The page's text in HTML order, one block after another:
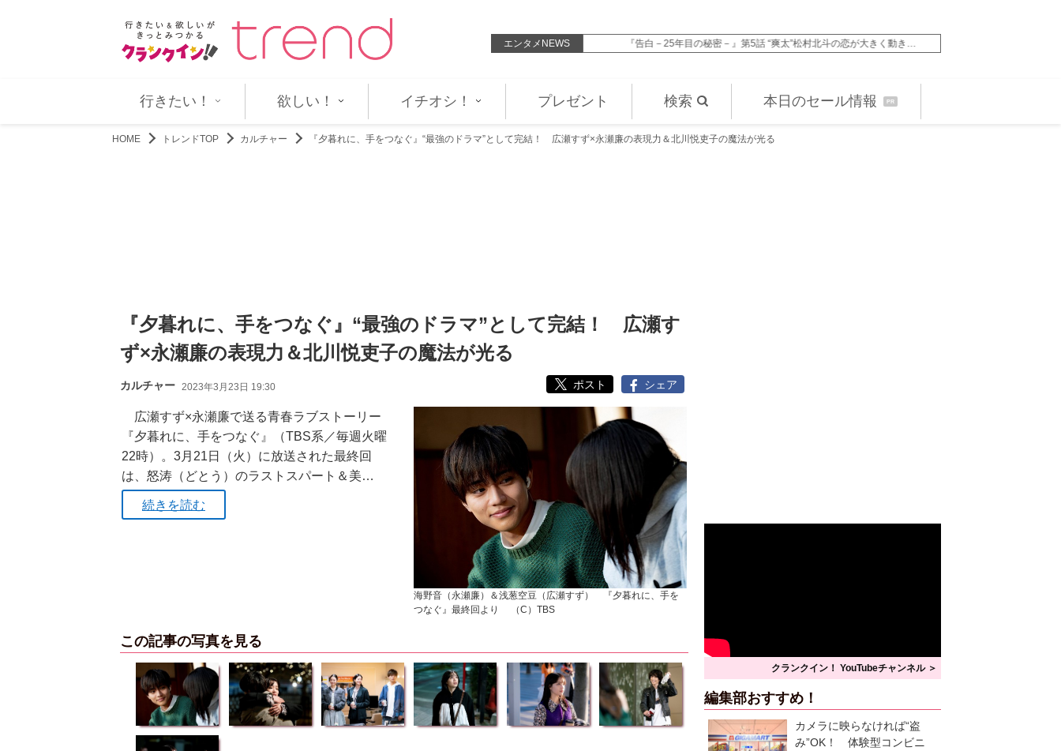
エンタメNEWS
望海風斗＆坂本昌行、“ステージ”とは「生きる実感をくれる場所」… 『告白－25年目の秘密－』第5話 “爽太”松村北斗の恋が大きく動き…
行きたい！ 欲しい！ イチオシ！ プレゼント 検索 本日のセール情報 PR
HOME トレンドTOP カルチャー 『夕暮れに、手をつなぐ』“最強のドラマ”として完結！ 広瀬すず×永瀬廉の表現力＆北川悦吏子の魔法が光る
『夕暮れに、手をつなぐ』“最強のドラマ”として完結！ 広瀬す
ず×永瀬廉の表現力＆北川悦吏子の魔法が光る
カルチャー 2023年3月23日 19:30 ポスト シェア
海野音（永瀬廉）＆浅葱空豆（広瀬すず） 『夕暮れに、手を
つなぐ』最終回より （C）TBS
広瀬すず×永瀬廉で送る青春ラブストーリー
『夕暮れに、手をつなぐ』（TBS系／毎週火曜
22時）。3月21日（火）に放送された最終回
は、怒涛（どとう）のラストスパート＆美…
続きを読む
この記事の写真を見る
クランクイン！ YouTubeチャンネル ＞
編集部おすすめ！
カメラに映らなければ“盗
み”OK！ 体験型コンビニ